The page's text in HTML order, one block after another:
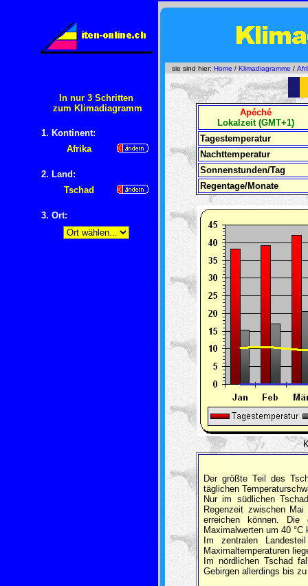
sie sind hier: Home / Klimadiagramme /
In nur 3 Schritten
zum Klimadiagramm
1. Kontinent:
Afrika
2. Land:
Tschad
3. Ort:
Apéché
Lokalzeit (GMT+1)
Tagestemperatur
Nachttemperatur
Sonnenstunden/Tag
Regentage/Monate
Der größte Teil des
täglichen
Nur im südlichen
Regenzeit zwischen
erreichen können.
Maximalwerten um 40
Im zentralen
Maximaltemperaturen
Im nördlichen Tschad
Gebirgen allerdings bis